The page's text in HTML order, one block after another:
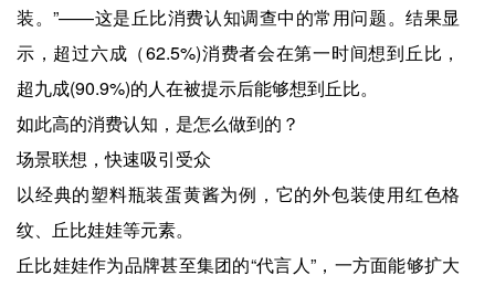
装。”——这是丘比消费认知调查中的常用问题。结果显
示，超过六成（62.5%)消费者会在第一时间想到丘比，
超九成(90.9%)的人在被提示后能够想到丘比。
如此高的消费认知，是怎么做到的？
场景联想，快速吸引受众
以经典的塑料瓶装蛋黄酱为例，它的外包装使用红色格
纹、丘比娃娃等元素。
丘比娃娃作为品牌甚至集团的“代言人”，一方面能够扩大